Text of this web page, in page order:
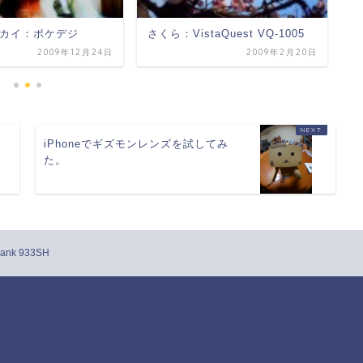
イ：ポケデジ
2009年12月24日
さくら：VistaQuest VQ-1005
2009年2月20日
iPhoneでギズモンレンズを試してみ
た。
933SH